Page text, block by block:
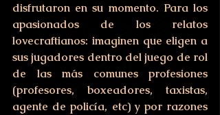
disfrutaron en su momento. Para los
apasionados de los relatos
lovecraftianos: imaginen que eligen a
sus jugadores dentro del juego de rol
de las más comunes profesiones
(profesores, boxeadores, taxistas,
agente de policía, etc) y por razones